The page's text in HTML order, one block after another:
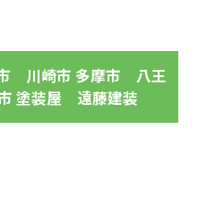
川崎市 多摩市 八王
塗装屋 遠藤建装